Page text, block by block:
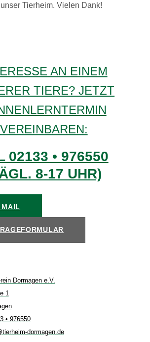
unser Tierheim. Vielen Dank!
AN EINEM
TIERE? JETZT
VEREINBAREN:
02133 • 976550
8-17 UHR)
MAIL
Dormagen e.V.
1
• 976550
dormagen.de